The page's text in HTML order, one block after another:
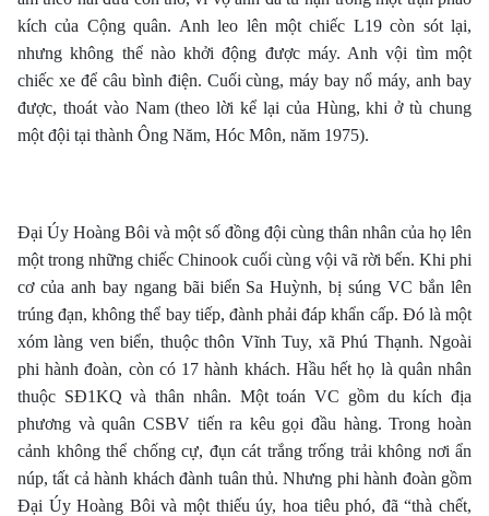
kích của Cộng quân. Anh leo lên một chiếc L19 còn sót lại,
nhưng không thể nào khởi động được máy. Anh vội tìm một
chiếc xe để câu bình điện. Cuối cùng, máy bay nổ máy, anh bay
được, thoát vào Nam (theo lời kể lại của Hùng, khi ở tù chung
một đội tại thành Ông Năm, Hóc Môn, năm 1975).
Ðại Úy Hoàng Bôi và một số đồng đội cùng thân nhân của họ lên
một trong những chiếc Chinook cuối cùng vội vã rời bến. Khi phi
cơ của anh bay ngang bãi biển Sa Huỳnh, bị súng VC bắn lên
trúng đạn, không thể bay tiếp, đành phải đáp khẩn cấp. Ðó là một
xóm làng ven biển, thuộc thôn Vĩnh Tuy, xã Phú Thạnh. Ngoài
phi hành đoàn, còn có 17 hành khách. Hầu hết họ là quân nhân
thuộc SÐ1KQ và thân nhân. Một toán VC gồm du kích địa
phương và quân CSBV tiến ra kêu gọi đầu hàng. Trong hoàn
cảnh không thể chống cự, đụn cát trắng trống trải không nơi ẩn
núp, tất cả hành khách đành tuân thủ. Nhưng phi hành đoàn gồm
Ðại Úy Hoàng Bôi và một thiếu úy, hoa tiêu phó, đã “thà chết,